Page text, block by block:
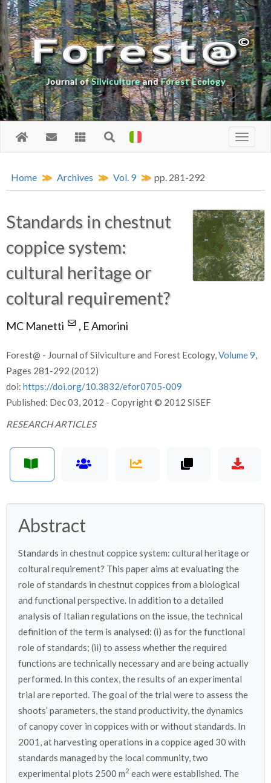
Journal ofSilvicultureandForest Ecology
Home Archives Vol. 9 pp. 281-292
Standards in chestnut
coppice system:
cultural heritage or
coltural requirement?
MC Manetti , E Amorini
Forest@ - Journal of Silviculture and Forest Ecology,Volume 9,
Pages 281-292 (2012)
doi: https://doi.org/10.3832/efor0705-009
Published: Dec 03, 2012 - Copyright © 2012 SISEF
RESEARCH ARTICLES
Abstract
Standards in chestnut coppice system: cultural heritage or
coltural requirement? This paper aims at evaluating the
role of standards in chestnut coppices from a biological
and functional perspective. In addition to a detailed
analysis of Italian regulations on the issue, the technical
definition of the term is analysed: (i) as for the functional
role of standards; (ii) to assess whether the required
functions are technically necessary and are being actually
performed. In this contex, the results of an experimental
trial are reported. The goal of the trial were to assess the
shoots’ parameters, the stand productivity, the dynamics
of canopy cover in coppices with or without standards. In
2001, at harvesting operations in a coppice aged 30 with
standards managed by the local community, two
experimental plots 2500 m2 each were established. The